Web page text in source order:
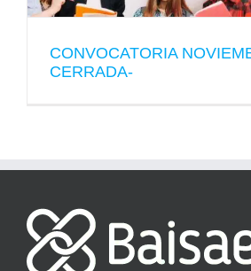
CONVOCATORIA
CERRADA-